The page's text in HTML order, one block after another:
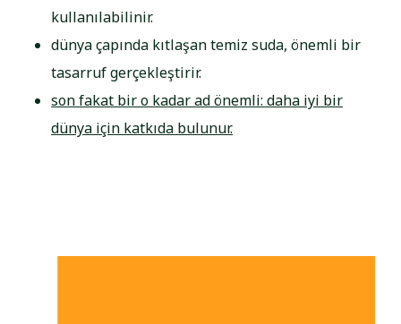
kullanılabilinir.
dünya çapında kıtlaşan temiz suda, önemli bir
tasarruf gerçekleştirir.
son fakat bir o kadar ad önemli: daha iyi bir
dünya için katkıda bulunur.